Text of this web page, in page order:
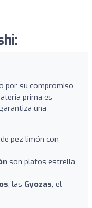
por su compromiso
prima es
una
pez limón con
son platos estrella
, las Gyozas, el